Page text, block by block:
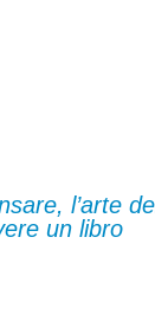
l’arte
un libro